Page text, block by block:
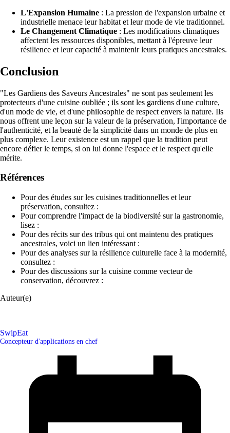
L'Expansion Humaine : La pression de l'expansion urbaine et
industrielle menace leur habitat et leur mode de vie traditionnel.
Le Changement Climatique : Les modifications climatiques
affectent les ressources disponibles, mettant à l'épreuve leur
résilience et leur capacité à maintenir leurs pratiques ancestrales.
Conclusion
"Les Gardiens des Saveurs Ancestrales" ne sont pas seulement les
protecteurs d'une cuisine oubliée ; ils sont les gardiens d'une culture,
d'un mode de vie, et d'une philosophie de respect envers la nature. Ils
nous offrent une leçon sur la valeur de la préservation, l'importance de
l'authenticité, et la beauté de la simplicité dans un monde de plus en
plus complexe. Leur existence est un rappel que la tradition peut
encore défier le temps, si on lui donne l'espace et le respect qu'elle
mérite.
Références
Pour des études sur les cuisines traditionnelles et leur
préservation, consultez :
Pour comprendre l'impact de la biodiversité sur la gastronomie,
lisez :
Pour des récits sur des tribus qui ont maintenu des pratiques
ancestrales, voici un lien intéressant :
Pour des analyses sur la résilience culturelle face à la modernité,
consultez :
Pour des discussions sur la cuisine comme vecteur de
conservation, découvrez :
Auteur(e)
SwipEat
Concepteur d'applications en chef